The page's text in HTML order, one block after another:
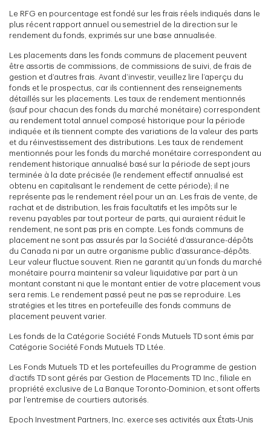
Le RFG en pourcentage est fondé sur les frais réels indiqués dans le
plus récent rapport annuel ou semestriel de la direction sur le
rendement du fonds, exprimés sur une base annualisée.
Les placements dans les fonds communs de placement peuvent
être assortis de commissions, de commissions de suivi, de frais de
gestion et d’autres frais. Avant d’investir, veuillez lire l’aperçu du
fonds et le prospectus, car ils contiennent des renseignements
détaillés sur les placements. Les taux de rendement mentionnés
(sauf pour chacun des fonds du marché monétaire) correspondent
au rendement total annuel composé historique pour la période
indiquée et ils tiennent compte des variations de la valeur des parts
et du réinvestissement des distributions. Les taux de rendement
mentionnés pour les fonds du marché monétaire correspondent au
rendement historique annualisé basé sur la période de sept jours
terminée à la date précisée (le rendement effectif annualisé est
obtenu en capitalisant le rendement de cette période); il ne
représente pas le rendement réel pour un an. Les frais de vente, de
rachat et de distribution, les frais facultatifs et les impôts sur le
revenu payables par tout porteur de parts, qui auraient réduit le
rendement, ne sont pas pris en compte. Les fonds communs de
placement ne sont pas assurés par la Société d’assurance-dépôts
du Canada ni par un autre organisme public d’assurance-dépôts.
Leur valeur fluctue souvent. Rien ne garantit qu’un fonds du marché
monétaire pourra maintenir sa valeur liquidative par part à un
montant constant ni que le montant entier de votre placement vous
sera remis. Le rendement passé peut ne pas se reproduire. Les
stratégies et les titres en portefeuille des fonds communs de
placement peuvent varier.
Les fonds de la Catégorie Société Fonds Mutuels TD sont émis par
Catégorie Société Fonds Mutuels TD Ltée.
Les Fonds Mutuels TD et les portefeuilles du Programme de gestion
d’actifs TD sont gérés par Gestion de Placements TD Inc., filiale en
propriété exclusive de La Banque Toronto-Dominion, et sont offerts
par l’entremise de courtiers autorisés.
Epoch Investment Partners, Inc. exerce ses activités aux États-Unis